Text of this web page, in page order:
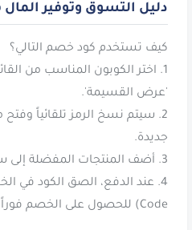
دليل التسوق وتوفير المال
1. اختر الكوبون المناسب من
2. سيتم نسخ الرمز تلقائياً وفتح